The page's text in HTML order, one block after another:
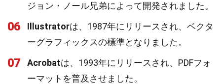
ジョン・ノール兄弟によって開発されました。
06 Illustratorは、1987年にリリースされ、ベクタ
ーグラフィックスの標準となりました。
07 Acrobatは、1993年にリリースされ、PDFフォ
ーマットを普及させました。